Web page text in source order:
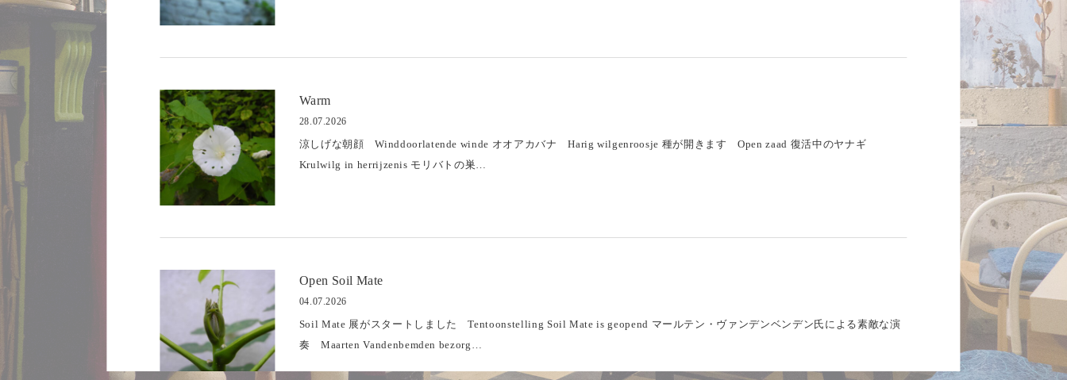
Warm
28.07.2026
涼しげな朝顔 Winddoorlatende winde オオアカバナ Harig wilgenroosje 種が開きます Open zaad 復活中のヤナギ
Krulwilg in herrijzenis モリバトの巣…
Open Soil Mate
04.07.2026
Soil Mate 展がスタートしました Tentoonstelling Soil Mate is geopend マールテン・ヴァンデンベンデン氏による素敵な演
奏 Maarten Vandenbemden bezorg…